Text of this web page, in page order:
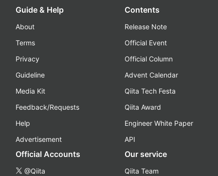
Guide & Help
About
Terms
Privacy
Guideline
Media Kit
Feedback/Requests
Help
Advertisement
Contents
Release Note
Official Event
Official Column
Advent Calendar
Qiita Tech Festa
Qiita Award
Engineer White Paper
API
Official Accounts
@Qiita
Our service
Qiita Team